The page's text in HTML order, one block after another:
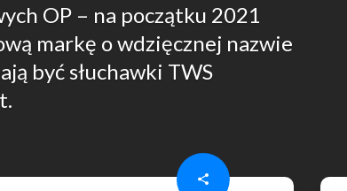
OP – na początku 2021
markę o wdzięcznej nazwie
być słuchawki TWS